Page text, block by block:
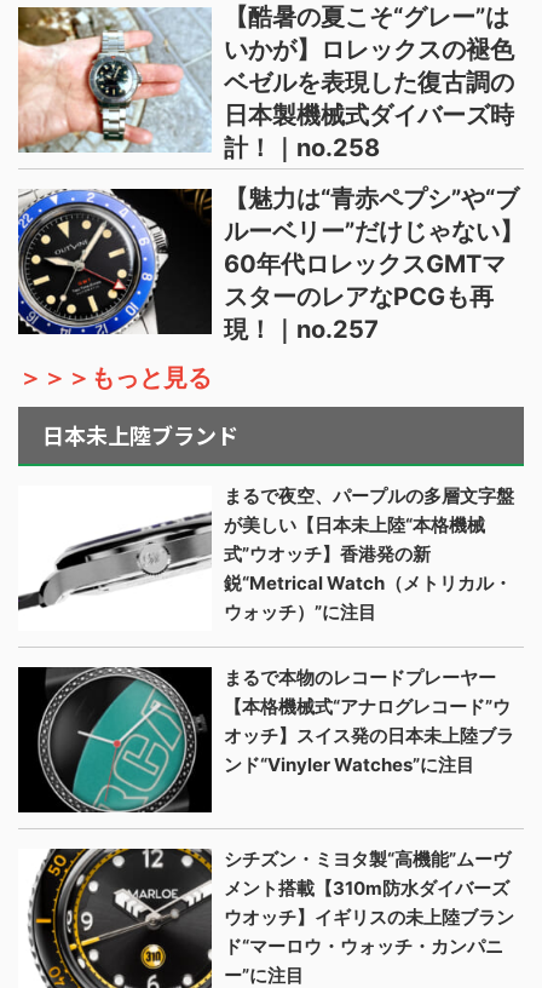
【酷暑の夏こそ“グレー”は
いかが】ロレックスの褪色
ベゼルを表現した復古調の
日本製機械式ダイバーズ時
計！｜no.258
【魅力は“青赤ペプシ”や“ブ
ルーベリー”だけじゃない】
60年代ロレックスGMTマ
スターのレアなPCGも再
現！｜no.257
＞＞＞もっと見る
日本未上陸ブランド
まるで夜空、パープルの多層文字盤
が美しい【日本未上陸“本格機械
式”ウオッチ】香港発の新
鋭“Metrical Watch（メトリカル・
ウォッチ）”に注目
まるで本物のレコードプレーヤー
【本格機械式“アナログレコード”ウ
オッチ】スイス発の日本未上陸ブラ
ンド“Vinyler Watches”に注目
シチズン・ミヨタ製“高機能”ムーヴ
メント搭載【310m防水ダイバーズ
ウオッチ】イギリスの未上陸ブラン
ド“マーロウ・ウォッチ・カンパニ
ー”に注目